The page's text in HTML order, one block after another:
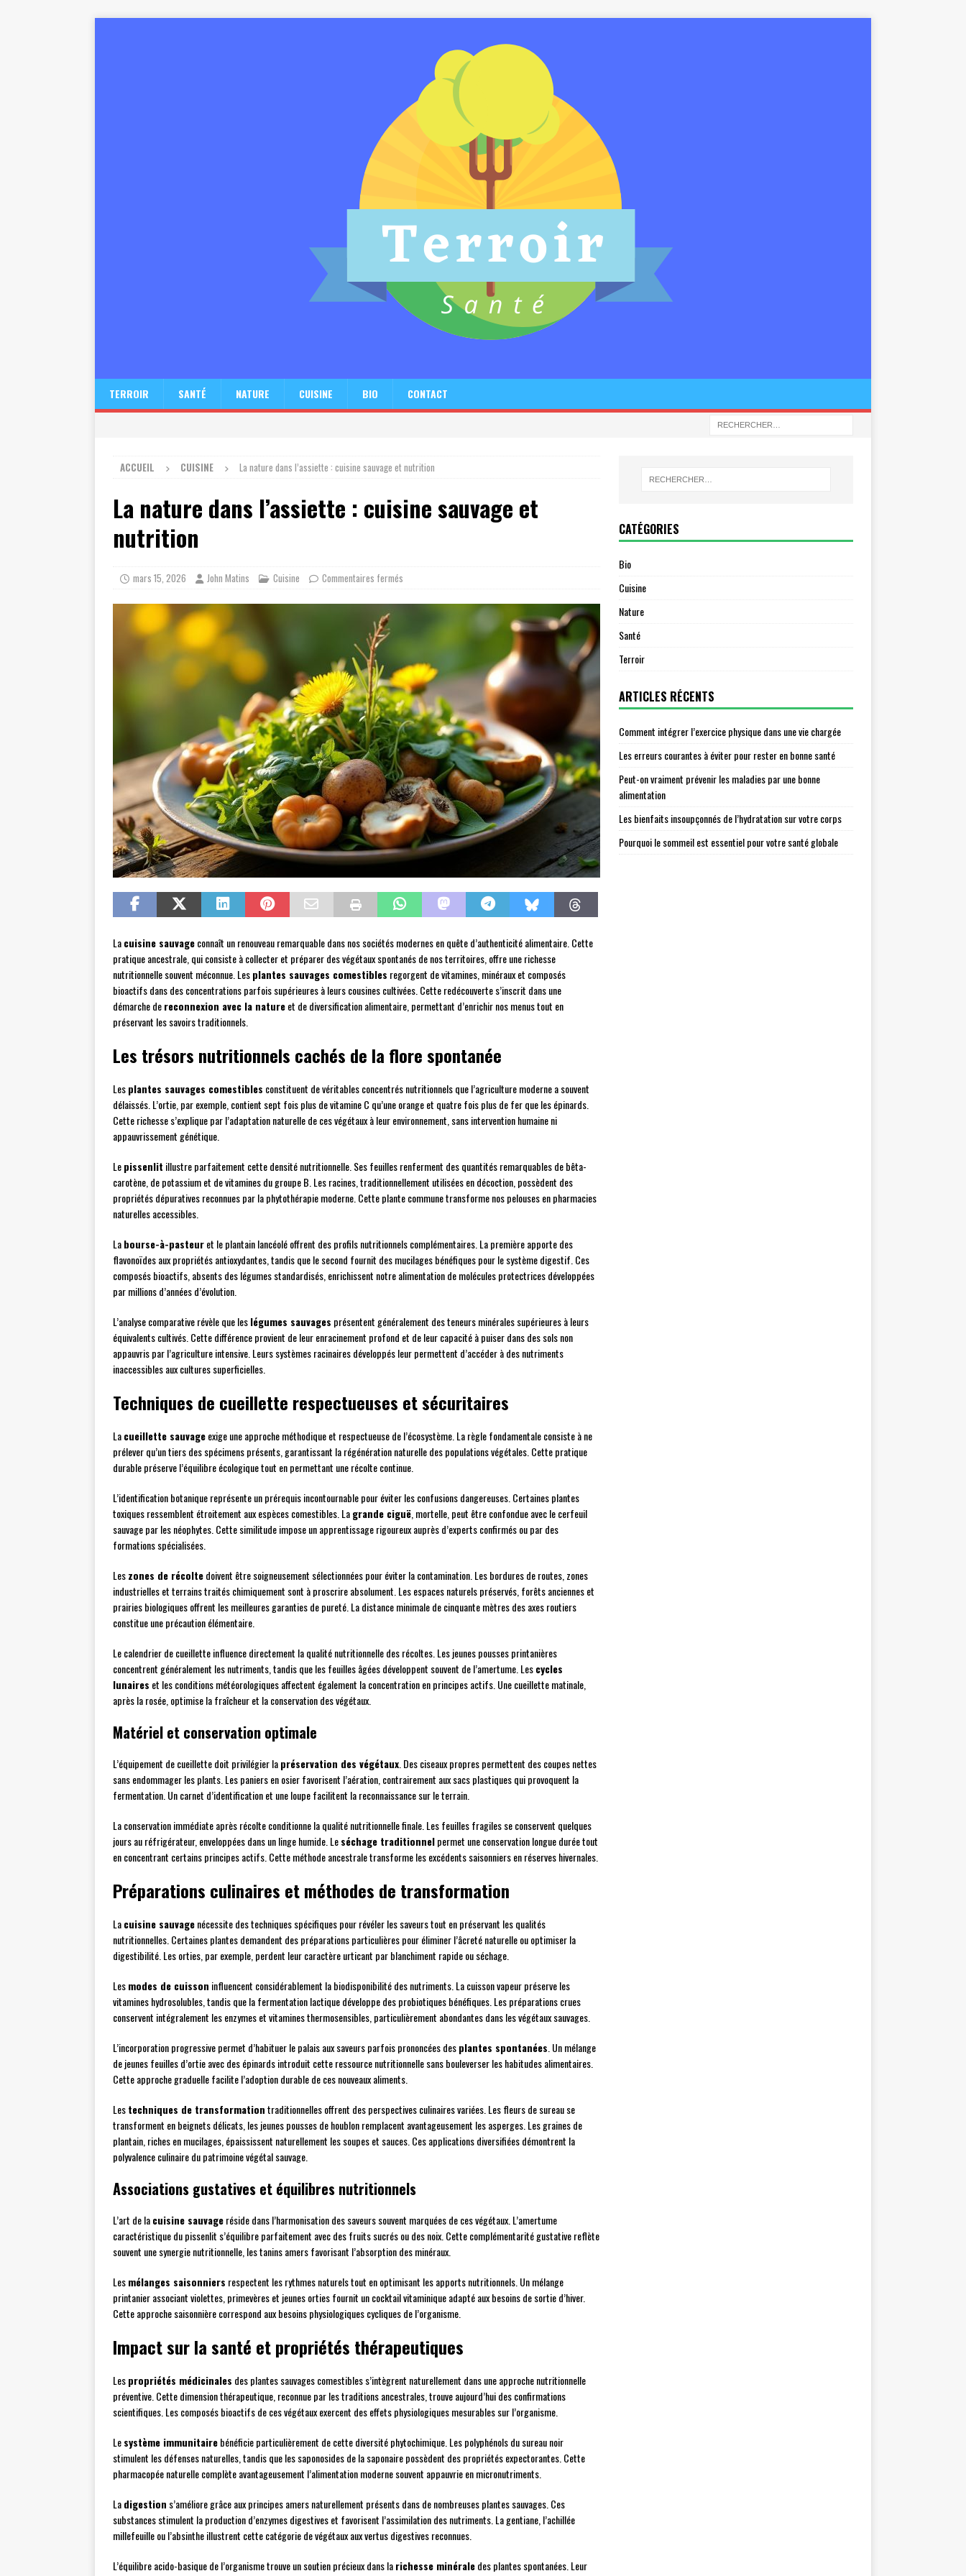
TERROIR SANTÉ NATURE CUISINE BIO CONTACT
ACCUEIL CUISINE La nature dans l’assiette : cuisine sauvage et nutrition
La nature dans l’assiette : cuisine sauvage et
nutrition
mars 15, 2026 John Matins Cuisine Commentaires fermés
Lacuisine sauvageconnaît un renouveau remarquable dans nos sociétés modernes en quête d’authenticité alimentaire. Cette
pratique ancestrale, qui consiste à collecter et préparer des végétaux spontanés de nos territoires, offre une richesse
nutritionnelle souvent méconnue. Lesplantes sauvages comestibles regorgent de vitamines, minéraux et composés
bioactifs dans des concentrations parfois supérieures à leurs cousines cultivées. Cette redécouverte s’inscrit dans une
démarche dereconnexion avec la natureet de diversification alimentaire, permettant d’enrichir nos menus tout en
préservant les savoirs traditionnels.
Les trésors nutritionnels cachés de la flore spontanée
Lesplantes sauvages comestibles constituent de véritables concentrés nutritionnels que l’agriculture moderne a souvent
délaissés. L’ortie, par exemple, contient sept fois plus de vitamine C qu’une orange et quatre fois plus de fer que les épinards.
Cette richesse s’explique par l’adaptation naturelle de ces végétaux à leur environnement, sans intervention humaine ni
appauvrissement génétique.
Lepissenlit illustre parfaitement cette densité nutritionnelle. Ses feuilles renferment des quantités remarquables de bêta-
carotène, de potassium et de vitamines du groupe B. Les racines, traditionnellement utilisées en décoction, possèdent des
propriétés dépuratives reconnues par la phytothérapie moderne. Cette plante commune transforme nos pelouses en pharmacies
naturelles accessibles.
Labourse-à-pasteuret le plantain lancéolé offrent des profils nutritionnels complémentaires. La première apporte des
flavonoïdes aux propriétés antioxydantes, tandis que le second fournit des mucilages bénéfiques pour le système digestif. Ces
composés bioactifs, absents des légumes standardisés, enrichissent notre alimentation de molécules protectrices développées
par millions d’années d’évolution.
L’analyse comparative révèle que leslégumes sauvages présentent généralement des teneurs minérales supérieures à leurs
équivalents cultivés. Cette différence provient de leur enracinement profond et de leur capacité à puiser dans des sols non
appauvris par l’agriculture intensive. Leurs systèmes racinaires développés leur permettent d’accéder à des nutriments
inaccessibles aux cultures superficielles.
Techniques de cueillette respectueuses et sécuritaires
Lacueillette sauvageexige une approche méthodique et respectueuse de l’écosystème. La règle fondamentale consiste à ne
prélever qu’un tiers des spécimens présents, garantissant la régénération naturelle des populations végétales. Cette pratique
durable préserve l’équilibre écologique tout en permettant une récolte continue.
L’identification botanique représente un prérequis incontournable pour éviter les confusions dangereuses. Certaines plantes
toxiques ressemblent étroitement aux espèces comestibles. Lagrande ciguë , mortelle, peut être confondue avec le cerfeuil
sauvage par les néophytes. Cette similitude impose un apprentissage rigoureux auprès d’experts confirmés ou par des
formations spécialisées.
Leszones de récoltedoivent être soigneusement sélectionnées pour éviter la contamination. Les bordures de routes, zones
industrielles et terrains traités chimiquement sont à proscrire absolument. Les espaces naturels préservés, forêts anciennes et
prairies biologiques offrent les meilleures garanties de pureté. La distance minimale de cinquante mètres des axes routiers
constitue une précaution élémentaire.
Le calendrier de cueillette influence directement la qualité nutritionnelle des récoltes. Les jeunes pousses printanières
concentrent généralement les nutriments, tandis que les feuilles âgées développent souvent de l’amertume. Lescycles
lunaires et les conditions météorologiques affectent également la concentration en principes actifs. Une cueillette matinale,
après la rosée, optimise la fraîcheur et la conservation des végétaux.
Matériel et conservation optimale
L’équipement de cueillette doit privilégier lapréservation des végétaux . Des ciseaux propres permettent des coupes nettes
sans endommager les plants. Les paniers en osier favorisent l’aération, contrairement aux sacs plastiques qui provoquent la
fermentation. Un carnet d’identification et une loupe facilitent la reconnaissance sur le terrain.
La conservation immédiate après récolte conditionne la qualité nutritionnelle finale. Les feuilles fragiles se conservent quelques
jours au réfrigérateur, enveloppées dans un linge humide. Leséchage traditionnelpermet une conservation longue durée tout
en concentrant certains principes actifs. Cette méthode ancestrale transforme les excédents saisonniers en réserves hivernales.
Préparations culinaires et méthodes de transformation
Lacuisine sauvagenécessite des techniques spécifiques pour révéler les saveurs tout en préservant les qualités
nutritionnelles. Certaines plantes demandent des préparations particulières pour éliminer l’âcreté naturelle ou optimiser la
digestibilité. Les orties, par exemple, perdent leur caractère urticant par blanchiment rapide ou séchage.
Lesmodes de cuisson influencent considérablement la biodisponibilité des nutriments. La cuisson vapeur préserve les
vitamines hydrosolubles, tandis que la fermentation lactique développe des probiotiques bénéfiques. Les préparations crues
conservent intégralement les enzymes et vitamines thermosensibles, particulièrement abondantes dans les végétaux sauvages.
L’incorporation progressive permet d’habituer le palais aux saveurs parfois prononcées desplantes spontanées . Un mélange
de jeunes feuilles d’ortie avec des épinards introduit cette ressource nutritionnelle sans bouleverser les habitudes alimentaires.
Cette approche graduelle facilite l’adoption durable de ces nouveaux aliments.
Lestechniques de transformationtraditionnelles offrent des perspectives culinaires variées. Les fleurs de sureau se
transforment en beignets délicats, les jeunes pousses de houblon remplacent avantageusement les asperges. Les graines de
plantain, riches en mucilages, épaississent naturellement les soupes et sauces. Ces applications diversifiées démontrent la
polyvalence culinaire du patrimoine végétal sauvage.
Associations gustatives et équilibres nutritionnels
L’art de lacuisine sauvageréside dans l’harmonisation des saveurs souvent marquées de ces végétaux. L’amertume
caractéristique du pissenlit s’équilibre parfaitement avec des fruits sucrés ou des noix. Cette complémentarité gustative reflète
souvent une synergie nutritionnelle, les tanins amers favorisant l’absorption des minéraux.
Lesmélanges saisonniers respectent les rythmes naturels tout en optimisant les apports nutritionnels. Un mélange
printanier associant violettes, primevères et jeunes orties fournit un cocktail vitaminique adapté aux besoins de sortie d’hiver.
Cette approche saisonnière correspond aux besoins physiologiques cycliques de l’organisme.
Impact sur la santé et propriétés thérapeutiques
Lespropriétés médicinales des plantes sauvages comestibles s’intègrent naturellement dans une approche nutritionnelle
préventive. Cette dimension thérapeutique, reconnue par les traditions ancestrales, trouve aujourd’hui des confirmations
scientifiques. Les composés bioactifs de ces végétaux exercent des effets physiologiques mesurables sur l’organisme.
Lesystème immunitairebénéficie particulièrement de cette diversité phytochimique. Les polyphénols du sureau noir
stimulent les défenses naturelles, tandis que les saponosides de la saponaire possèdent des propriétés expectorantes. Cette
pharmacopée naturelle complète avantageusement l’alimentation moderne souvent appauvrie en micronutriments.
Ladigestion s’améliore grâce aux principes amers naturellement présents dans de nombreuses plantes sauvages. Ces
substances stimulent la production d’enzymes digestives et favorisent l’assimilation des nutriments. La gentiane, l’achillée
millefeuille ou l’absinthe illustrent cette catégorie de végétaux aux vertus digestives reconnues.
L’équilibre acido-basique de l’organisme trouve un soutien précieux dans larichesse minéraledes plantes spontanées. Leur
CATÉGORIES
Bio
Cuisine
Nature
Santé
Terroir
ARTICLES RÉCENTS
Comment intégrer l’exercice physique dans une vie chargée
Les erreurs courantes à éviter pour rester en bonne santé
Peut-on vraiment prévenir les maladies par une bonne
alimentation
Les bienfaits insoupçonnés de l’hydratation sur votre corps
Pourquoi le sommeil est essentiel pour votre santé globale